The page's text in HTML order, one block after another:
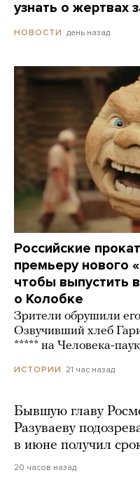
узнать о жертвах
НОВОСТИ день назад
Российские
премьеру нового
чтобы выпустить
о Колобке
Зрители обрушили
Озвучивший хлеб
***** на Человека-
ИСТОРИИ 21 час назад
Бывшую главу
Разуваеву
в июне получил
20 часов назад